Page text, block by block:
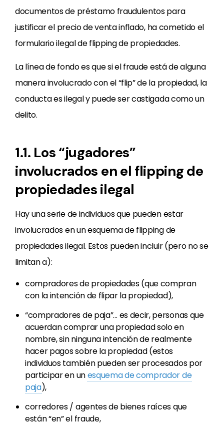
documentos de préstamo fraudulentos para
justificar el precio de venta inflado, ha cometido el
formulario ilegal de flipping de propiedades.
La línea de fondo es que si el fraude está de alguna
manera involucrado con el “flip” de la propiedad, la
conducta es ilegal y puede ser castigada como un
delito.
1.1. Los “jugadores”
involucrados en el flipping de
propiedades ilegal
Hay una serie de individuos que pueden estar
involucrados en un esquema de flipping de
propiedades ilegal. Estos pueden incluir (pero no se
limitan a):
compradores de propiedades (que compran
con la intención de flipar la propiedad),
“compradores de paja”… es decir, personas que
acuerdan comprar una propiedad solo en
nombre, sin ninguna intención de realmente
hacer pagos sobre la propiedad (estos
individuos también pueden ser procesadospor
participar en unesquema de comprador de
paja),
corredores / agentes de bienes raíces que
están “en” el fraude,